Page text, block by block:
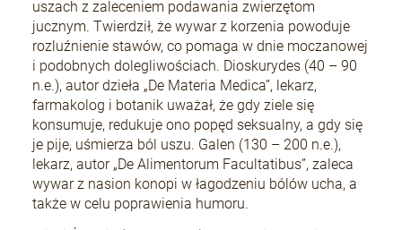
uszach z zaleceniem podawania zwierzętom
jucznym. Twierdził, że wywar z korzenia powoduje
rozluźnienie stawów, co pomaga w dnie moczanowej
i podobnych dolegliwościach. Dioskurydes (40 – 90
n.e.), autor dzieła „De Materia Medica”, lekarz,
farmakolog i botanik uważał, że gdy ziele się
konsumuje, redukuje ono popęd seksualny, a gdy się
je pije, uśmierza ból uszu. Galen (130 – 200 n.e.),
lekarz, autor „De Alimentorum Facultatibus”, zaleca
wywar z nasion konopi w łagodzeniu bólów ucha, a
także w celu poprawienia humoru.